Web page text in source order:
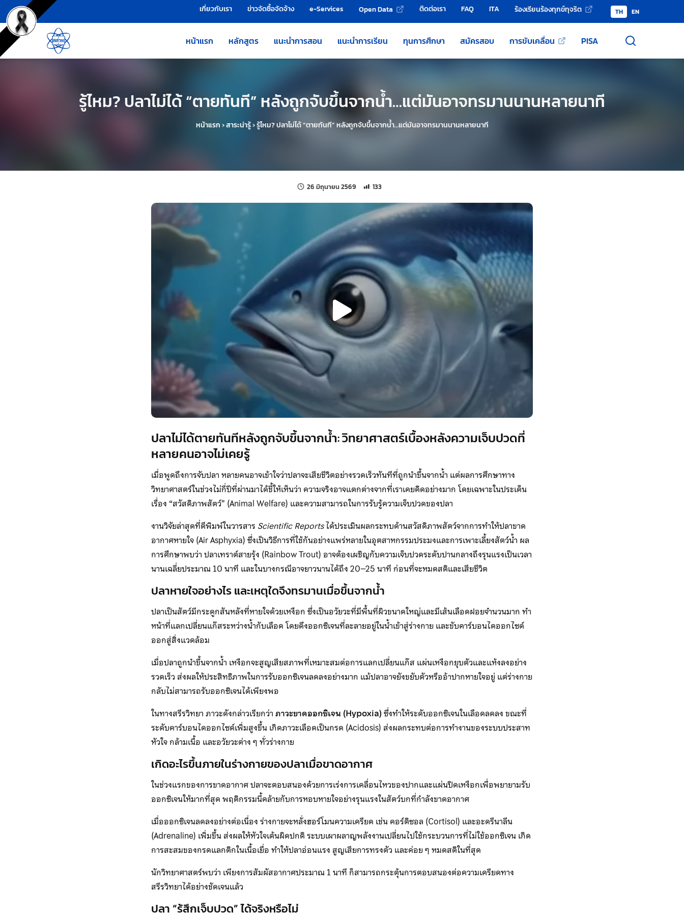
ข้ามไปยังเนื้อหาหลัก
เครื่องมือช่วยเหลือ เกี่ยวกับเรา ข่าวจัดซื้อจัดจ้าง e-Services Open Data ติดต่อเรา FAQ ITA ร้องเรียนร้องทุกข์ทุจริต TH EN
หน้าแรก หลักสูตร แนะนำการสอน แนะนำการเรียน ทุนการศึกษา สมัครสอบ การขับเคลื่อน PISA
รู้ไหม? ปลาไม่ได้ “ตายทันที” หลังถูกจับขึ้นจากน้ำ…แต่มันอาจทรมานนานหลายนาที
หน้าแรก›สาระน่ารู้›รู้ไหม? ปลาไม่ได้ “ตายทันที” หลังถูกจับขึ้นจากน้ำ…แต่มันอาจทรมานนานหลายนาที
26 มิถุนายน 2569 แก้ไขล่าสุดเมื่อ:
จำนวนการเข้าชม 133 ครั้ง
133
ปลาไม่ได้ตายทันทีหลังถูกจับขึ้นจากน้ำ: วิทยาศาสตร์เบื้องหลังความเจ็บปวดที่
หลายคนอาจไม่เคยรู้
เมื่อพูดถึงการจับปลา หลายคนอาจเข้าใจว่าปลาจะเสียชีวิตอย่างรวดเร็วทันทีที่ถูกนำขึ้นจากน้ำ แต่ผลการศึกษาทาง
วิทยาศาสตร์ในช่วงไม่กี่ปีที่ผ่านมาได้ชี้ให้เห็นว่า ความจริงอาจแตกต่างจากที่เราเคยคิดอย่างมาก โดยเฉพาะในประเด็น
เรื่อง “สวัสดิภาพสัตว์” (Animal Welfare) และความสามารถในการรับรู้ความเจ็บปวดของปลา
งานวิจัยล่าสุดที่ตีพิมพ์ในวารสาร Scientific Reportsได้ประเมินผลกระทบด้านสวัสดิภาพสัตว์จากการทำให้ปลาขาด
อากาศหายใจ (Air Asphyxia) ซึ่งเป็นวิธีการที่ใช้กันอย่างแพร่หลายในอุตสาหกรรมประมงและการเพาะเลี้ยงสัตว์น้ำ ผล
การศึกษาพบว่า ปลาเทราต์สายรุ้ง (Rainbow Trout) อาจต้องเผชิญกับความเจ็บปวดระดับปานกลางถึงรุนแรงเป็นเวลา
นานเฉลี่ยประมาณ 10 นาที และในบางกรณีอาจยาวนานได้ถึง 20–25 นาที ก่อนที่จะหมดสติและเสียชีวิต
ปลาหายใจอย่างไร และเหตุใดจึงทรมานเมื่อขึ้นจากน้ำ
ปลาเป็นสัตว์มีกระดูกสันหลังที่หายใจด้วยเหงือก ซึ่งเป็นอวัยวะที่มีพื้นที่ผิวขนาดใหญ่และมีเส้นเลือดฝอยจำนวนมาก ทำ
หน้าที่แลกเปลี่ยนแก๊สระหว่างน้ำกับเลือด โดยดึงออกซิเจนที่ละลายอยู่ในน้ำเข้าสู่ร่างกาย และขับคาร์บอนไดออกไซด์
ออกสู่สิ่งแวดล้อม
เมื่อปลาถูกนำขึ้นจากน้ำ เหงือกจะสูญเสียสภาพที่เหมาะสมต่อการแลกเปลี่ยนแก๊ส แผ่นเหงือกยุบตัวและแห้งลงอย่าง
รวดเร็ว ส่งผลให้ประสิทธิภาพในการรับออกซิเจนลดลงอย่างมาก แม้ปลาอาจยังขยับตัวหรืออ้าปากหายใจอยู่ แต่ร่างกาย
กลับไม่สามารถรับออกซิเจนได้เพียงพอ
ในทางสรีรวิทยา ภาวะดังกล่าวเรียกว่าภาวะขาดออกซิเจน (Hypoxia)ซึ่งทำให้ระดับออกซิเจนในเลือดลดลง ขณะที่
ระดับคาร์บอนไดออกไซด์เพิ่มสูงขึ้น เกิดภาวะเลือดเป็นกรด (Acidosis) ส่งผลกระทบต่อการทำงานของระบบประสาท
หัวใจ กล้ามเนื้อ และอวัยวะต่าง ๆ ทั่วร่างกาย
เกิดอะไรขึ้นภายในร่างกายของปลาเมื่อขาดอากาศ
ในช่วงแรกของการขาดอากาศ ปลาจะตอบสนองด้วยการเร่งการเคลื่อนไหวของปากและแผ่นปิดเหงือกเพื่อพยายามรับ
ออกซิเจนให้มากที่สุด พฤติกรรมนี้คล้ายกับการหอบหายใจอย่างรุนแรงในสัตว์บกที่กำลังขาดอากาศ
เมื่อออกซิเจนลดลงอย่างต่อเนื่อง ร่างกายจะหลั่งฮอร์โมนความเครียด เช่น คอร์ติซอล (Cortisol) และอะดรีนาลีน
(Adrenaline) เพิ่มขึ้น ส่งผลให้หัวใจเต้นผิดปกติ ระบบเผาผลาญพลังงานเปลี่ยนไปใช้กระบวนการที่ไม่ใช้ออกซิเจน เกิด
การสะสมของกรดแลกติกในเนื้อเยื่อ ทำให้ปลาอ่อนแรง สูญเสียการทรงตัว และค่อย ๆ หมดสติในที่สุด
นักวิทยาศาสตร์พบว่า เพียงการสัมผัสอากาศประมาณ 1 นาที ก็สามารถกระตุ้นการตอบสนองต่อความเครียดทาง
สรีรวิทยาได้อย่างชัดเจนแล้ว
ปลา “รู้สึกเจ็บปวด” ได้จริงหรือไม่